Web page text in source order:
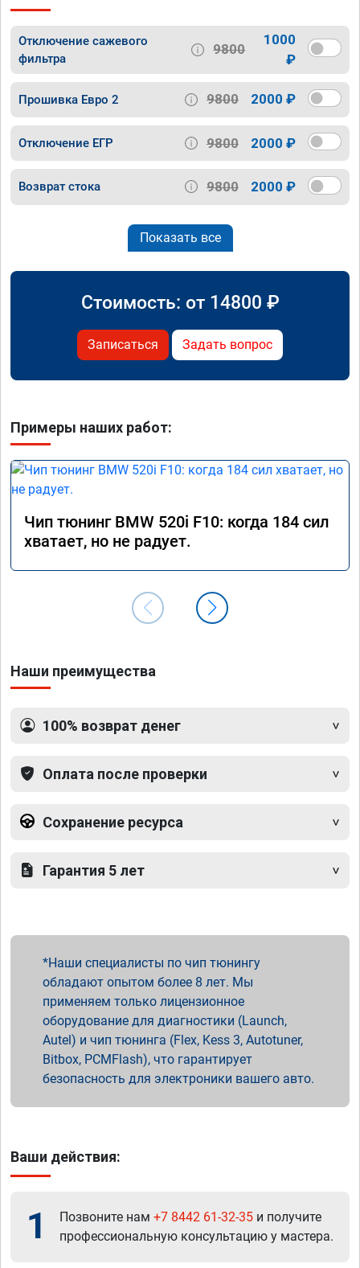
Отключение сажевого
фильтра
9800
1000
₽
Прошивка Евро 2 9800 2000 ₽
Отключение ЕГР 9800 2000 ₽
Возврат стока 9800 2000 ₽
Показать все
Стоимость: от 14800 ₽
Записаться Задать вопрос
Примеры наших работ:
Чип тюнинг BMW 520i F10: когда 184 сил
хватает, но не радует.
Наши преимущества
100% возврат денег
Оплата после проверки
Сохранение ресурса
Гарантия 5 лет
Наши специалисты по чип тюнингу
обладают опытом более 8 лет. Мы
применяем только лицензионное
оборудование для диагностики (Launch,
Autel) и чип тюнинга (Flex, Kess 3, Autotuner,
Bitbox, PCMFlash), что гарантирует
безопасность для электроники вашего авто.
Ваши действия:
1 Позвоните нам +7 8442 61-32-35 и получите
профессиональную консультацию у мастера.